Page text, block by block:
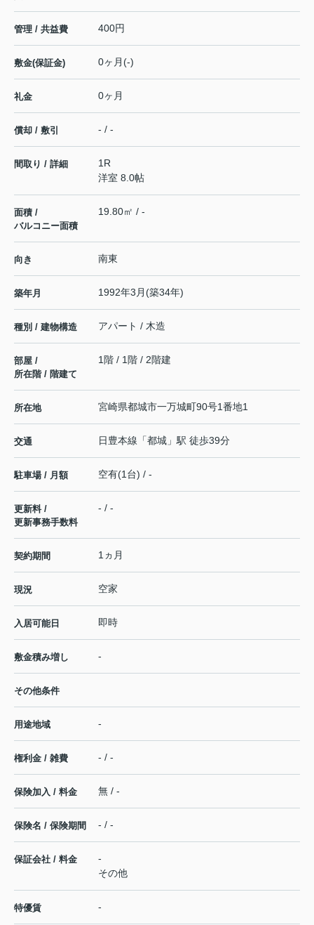
管理 / 共益費 400円
敷金(保証金) 0ヶ月(-)
礼金 0ヶ月
償却 / 敷引 - / -
間取り / 詳細
1R
洋室 8.0帖
面積 /
バルコニー面積
19.80㎡ / -
向き 南東
築年月 1992年3月(築34年)
種別 / 建物構造 アパート / 木造
部屋 /
所在階 / 階建て
1階 / 1階 / 2階建
所在地 宮崎県都城市一万城町90号1番地1
交通 日豊本線 「都城 」駅 徒歩39分
駐車場 / 月額 空有(1台) / -
更新料 /
更新事務手数料
- / -
契約期間 1ヵ月
現況 空家
入居可能日 即時
敷金積み増し -
その他条件
用途地域 -
権利金 / 雑費 - / -
保険加入 / 料金 無 / -
保険名 / 保険期間 - / -
保証会社 / 料金
-
その他
特優賃 -